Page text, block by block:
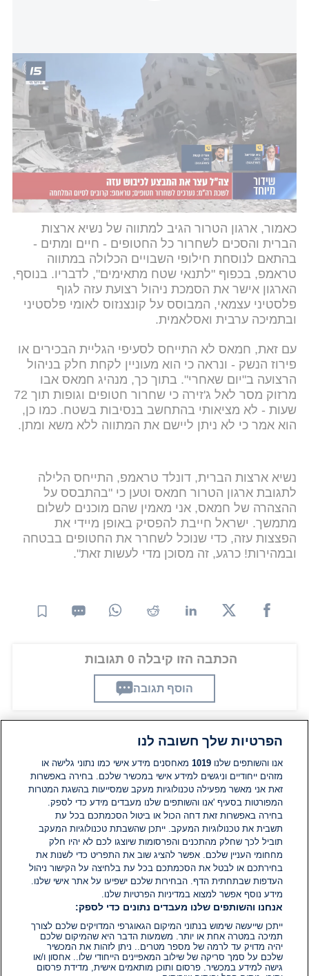
לילה דרמטי: נעצר המבצע לכיבוש עזה, ישראל נערכת ליישום תוכנית
טראמפ
לשכת ראש הממשלההודיעה הלילה כי לאור תגובת
חמאס, ישראל נערכת ליישום מיידי של השלב הראשון
של תוכנית טראמפ לשחרור מיידי של כל החטופים.
לאחר מכן, הרמטכ"ל אייל זמיר הנחה לקדם מוכנות
והודיע כי "כלל יכולות צה"ל יוקצו לפיקוד הדרום לטובת
הגנה על כוחותינו".
כאמור, ארגון הטרור הגיב למתווה של נשיא ארצות
הברית והסכים לשחרור כל החטופים - חיים ומתים -
בהתאם לנוסחת חילופי השבויים הכלולה במתווה
טראמפ, בכפוף "לתנאי שטח מתאימים", לדבריו. בנוסף,
הארגון אישר את הסמכת ניהול רצועת עזה לגוף
פלסטיני עצמאי, המבוסס על קונצנזוס לאומי פלסטיני
ובתמיכה ערבית ואסלאמית.
עם זאת, חמאס לא התייחס לסעיפי הגליית הבכירים או
פירוז הנשק - ונראה כי הוא מעוניין לקחת חלק בניהול
הרצועה ב"יום שאחרי". בתוך כך, מנהיג חמאס אבו
מרזוק מסר לאל ג'זירה כי שחרור חטופים וגופות תוך 72
שעות - לא מציאותי בהתחשב בנסיבות בשטח. כמו כן,
הוא אמר כי לא ניתן ליישם את המתווה ללא משא ומתן.
נשיא ארצות הברית, דונלד טראמפ, התייחס הלילה
לתגובת ארגון הטרור חמאס וטען כי "בהתבסס על
ההצהרה של חמאס, אני מאמין שהם מוכנים לשלום
מתמשך. ישראל חייבת להפסיק באופן מיידי את
הפצצות עזה, כדי שנוכל לשחרר את החטופים בבטחה
ובמהירות! כרגע, זה מסוכן מדי לעשות זאת".
הכתבה הזו קיבלה 0 תגובות
הוסף תגובה
תגובות
אין עדיין תגובות. היה הראשון להגיב
הוסף תגובה
הפרטיות שלך חשובה לנו
אנו והשותפים שלנו1019 מאחסנים מידע אישי כמו נתוני גלישה או
מזהים ייחודיים וניגשים למידע אישי במכשיר שלכם. בחירה באפשרות
זאת אני מאשר מפעילה טכנולוגיות מעקב שמסייעות בהשגת המטרות
המפורטות בסעיף 'אנו והשותפים שלנו מעבדים מידע כדי לספק.
בחירה באפשרות זאת דחה הכול או ביטול הסכמתכם בכל עת
תשבית את טכנולוגיות המעקב. ייתכן שהשבתת טכנולוגיות המעקב
תוביל לכך שחלק מהתכנים והפרסומות שיוצגו לכם לא יהיו חלק
מחחומי העניין שלכם. אפשר להציג שוב את התפריט כדי לשנות את
בחירתכם או לבטל את הסכמתכם בכל עת בלחיצה על הקישור ניהול
העדפות שבתחתית הדף. הבחירות שלכם ישפיעו על אתר אישי שלנו.
מידע נוסף אפשר למצוא במדיניות הפרטיות שלנו.
אנחנו והשותפים שלנו מעבדים נתונים כדי לספק:
ייתכן שייעשה שימוש בנתוני המיקום הגאוגרפי המדויקים שלכם לצורך
תמיכה במטרה אחת או יותר. משמעות הדבר היא שהמיקום שלכם
יהיה מדויק עד לרמה של מספר מטרים.. ניתן לזהות את המכשיר
שלכם על סמך סריקה של שילוב המאפיינים הייחודי שלו.. אחסון ו/או
גישה למידע במכשיר. פרסום ותוכן מותאמים אישית, מדידת פרסום